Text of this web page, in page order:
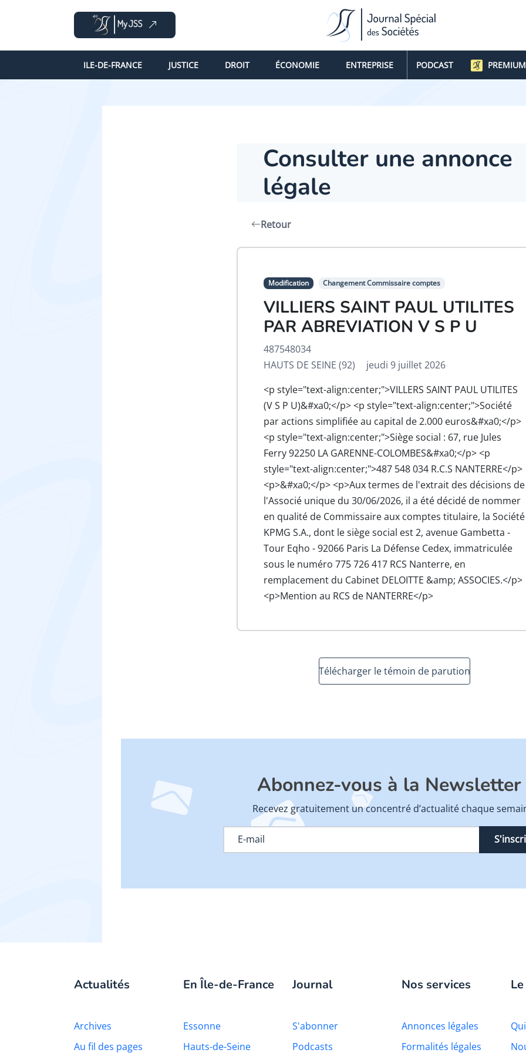
ILE-DE-FRANCE JUSTICE DROIT ÉCONOMIE ENTREPRISE PODCAST PREMIUM
Consulter une annonce
légale
Retour
Modification Changement Commissaire comptes
VILLIERS SAINT PAUL UTILITES
PAR ABREVIATION V S P U
487548034
HAUTS DE SEINE (92)
jeudi 9 juillet 2026
<p style="text-align:center;">VILLERS SAINT PAUL UTILITES
(V S P U)&#xa0;</p> <p style="text-align:center;">Société
par actions simplifiée au capital de 2.000 euros&#xa0;</p>
<p style="text-align:center;">Siège social : 67, rue Jules
Ferry 92250 LA GARENNE-COLOMBES&#xa0;</p> <p
style="text-align:center;">487 548 034 R.C.S NANTERRE</p>
<p>&#xa0;</p> <p>Aux termes de l'extrait des décisions de
l'Associé unique du 30/06/2026, il a été décidé de nommer
en qualité de Commissaire aux comptes titulaire, la Société
KPMG S.A., dont le siège social est 2, avenue Gambetta -
Tour Eqho - 92066 Paris La Défense Cedex, immatriculée
sous le numéro 775 726 417 RCS Nanterre, en
remplacement du Cabinet DELOITTE &amp; ASSOCIES.</p>
<p>Mention au RCS de NANTERRE</p>
Télécharger le témoin de parution
Abonnez-vous à la Newsletter
Recevez gratuitement un concentré d’actualité chaque
Actualités
Archives
Au fil des pages
En Île-de-France
Essonne
Hauts-de-Seine
Journal
S'abonner
Podcasts
Nos services
Annonces légales
Formalités légales